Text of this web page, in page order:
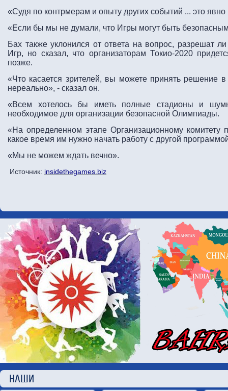
«Судя по контрмерам и опыту других событий ... это явно
«Если бы мы не думали, что Игры могут быть
Бах также уклонился от ответа на вопрос, разрешат
Игр, но сказал, что организаторам Токио-2020
позже.
«Что касается зрителей, вы можете принять решение
нереально», - сказал он.
«Всем хотелось бы иметь полные стадионы и
необходимое для организации безопасной Олимпиады.
«На определенном этапе Организационному комитету
какое время им нужно начать работу с другой
«Мы не можем ждать вечно».
Источник: insidethegames.biz
НАШИ